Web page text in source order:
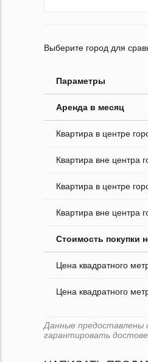
Выберите город для
Параметры
Аренда в месяц
Квартира в центре
Квартира вне центра
Квартира в центре
Квартира вне центра
Стоимость покупки
Цена квадратного
Цена квадратного
Данные предоставлены
гарантировать